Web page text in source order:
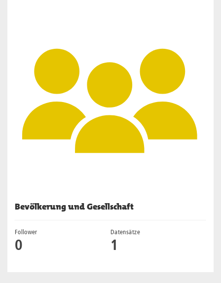
Bevölkerung und Gesellschaft
Follower
0
Datensätze
1